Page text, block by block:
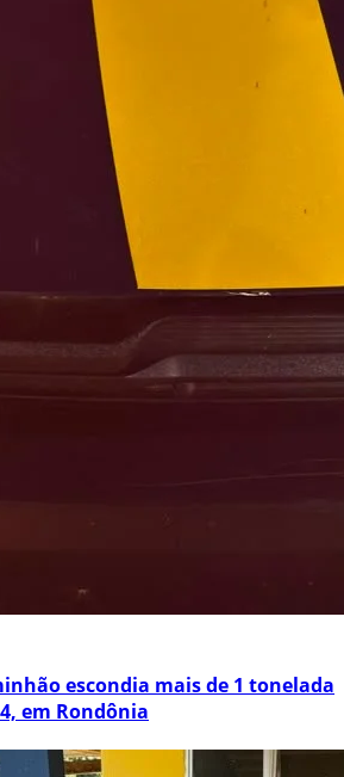
escondia mais de 1 tonelada
em Rondônia